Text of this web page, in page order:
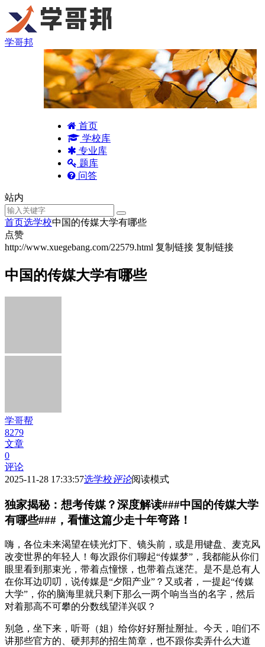
学哥邦
首页
学校库
专业库
题库
问答
站内
首页选学校中国的传媒大学有哪些
点赞
http://www.xuegebang.com/22579.html 复制链接 复制链接
中国的传媒大学有哪些
学哥帮
8279
文章
0
评论
2025-11-28 17:33:57选学校评论阅读模式
独家揭秘：想考传媒？深度解读###中国的传媒大学
有哪些###，看懂这篇少走十年弯路！
嗨，各位未来渴望在镁光灯下、镜头前，或是用键盘、麦克风
改变世界的年轻人！每次跟你们聊起“传媒梦”，我都能从你们
眼里看到那束光，带着点憧憬，也带着点迷茫。是不是总有人
在你耳边叨叨，说传媒是“夕阳产业”？又或者，一提起“传媒
大学”，你的脑海里就只剩下那么一两个响当当的名字，然后
对着那高不可攀的分数线望洋兴叹？
别急，坐下来，听哥（姐）给你好好掰扯掰扯。今天，咱们不
讲那些官方的、硬邦邦的招生简章，也不跟你卖弄什么大道